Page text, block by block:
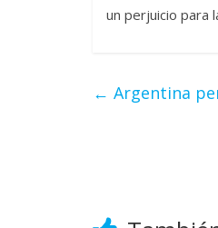
un perjuicio para
← Argentina